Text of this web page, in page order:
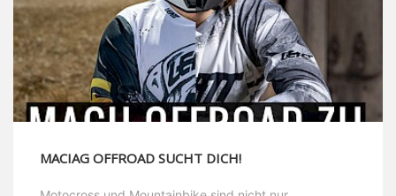
MACIAG OFFROAD SUCHT DICH!